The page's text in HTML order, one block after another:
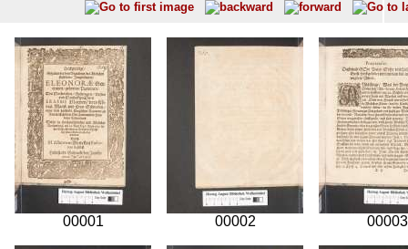
00001 00002 00003